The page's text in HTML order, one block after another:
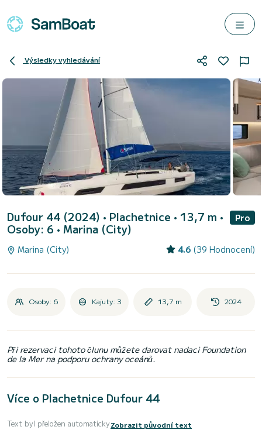
Výsledky vyhledávání
Dufour 44 (2024) • Plachetnice • 13,7 m •
Osoby: 6 • Marina (City)
Pro
Marina (City) 4.6 (39 Hodnocení)
Osoby: 6 Kajuty: 3 13,7 m 2024
Při rezervaci tohoto člunu můžete darovat nadaci Foundation
de la Mer na podporu ochrany oceánů.
Více o Plachetnice Dufour 44
Text byl přeložen automatickyZobrazit původní text